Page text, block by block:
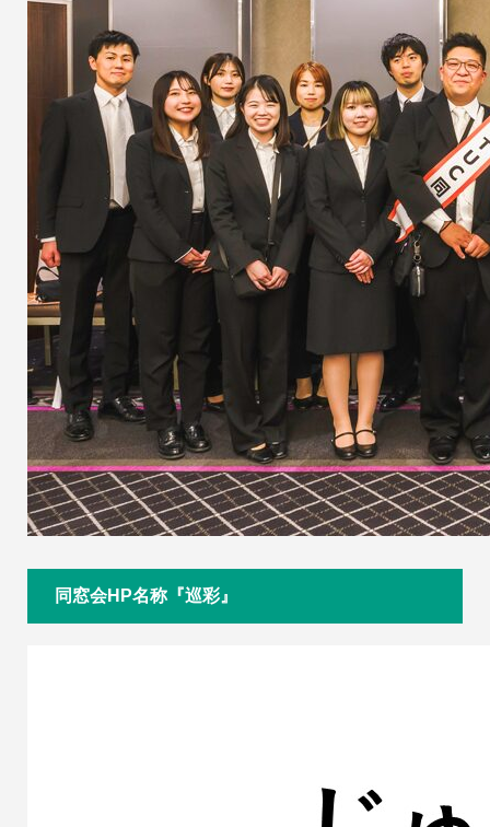
同窓会HP名称『巡彩』